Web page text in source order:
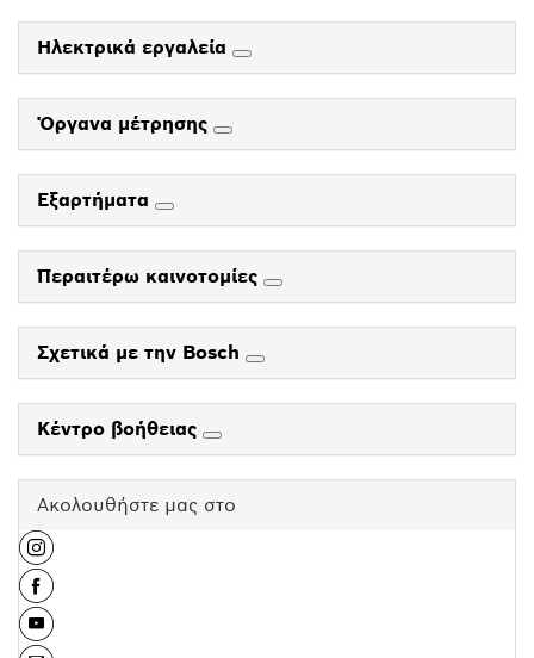
Ηλεκτρικά εργαλεία
Όργανα μέτρησης
Εξαρτήματα
Περαιτέρω καινοτομίες
Σχετικά με την Bosch
Κέντρο βοήθειας
Ακολουθήστε μας στο